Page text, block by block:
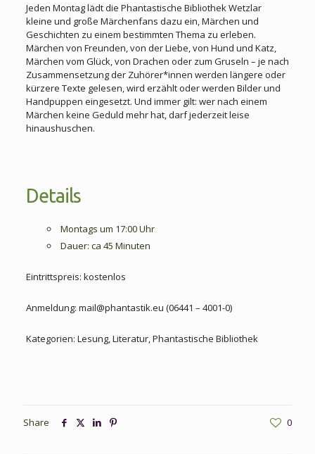
Jeden Montag lädt die Phantastische Bibliothek Wetzlar
kleine und große Märchenfans dazu ein, Märchen und
Geschichten zu einem bestimmten Thema zu erleben.
Märchen von Freunden, von der Liebe, von Hund und Katz,
Märchen vom Glück, von Drachen oder zum Gruseln – je nach
Zusammensetzung der Zuhörer*innen werden längere oder
kürzere Texte gelesen, wird erzählt oder werden Bilder und
Handpuppen eingesetzt. Und immer gilt: wer nach einem
Märchen keine Geduld mehr hat, darf jederzeit leise
hinaushuschen.
Details
Montags um 17:00 Uhr
Dauer: ca 45 Minuten
Eintrittspreis: kostenlos
Anmeldung: mail@phantastik.eu (06441 – 4001-0)
Kategorien: Lesung, Literatur, Phantastische Bibliothek
Share 0